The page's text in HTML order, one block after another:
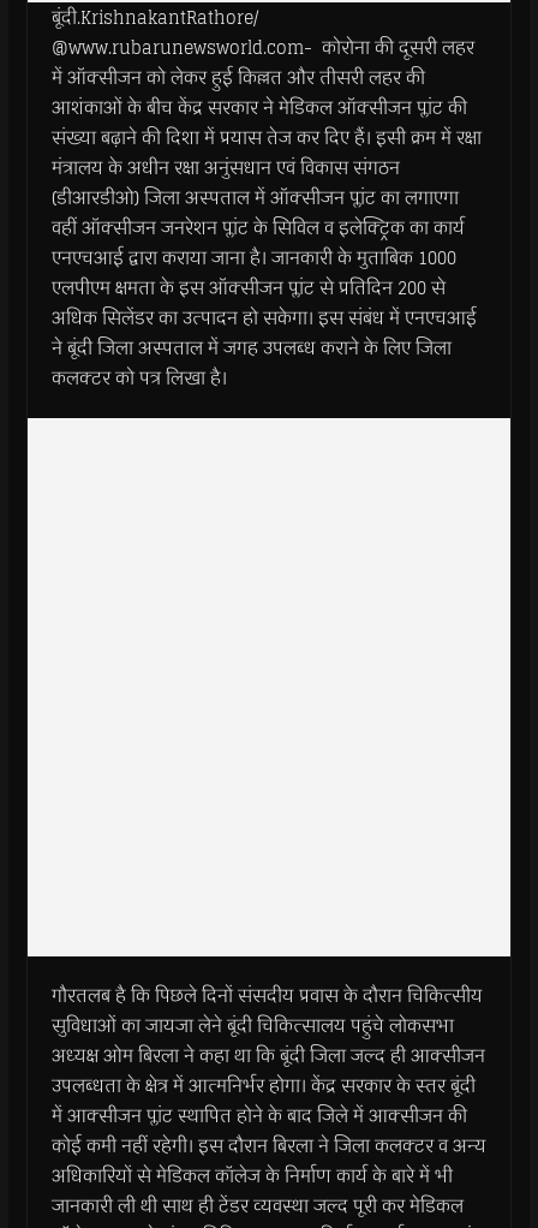
बूंदी.KrishnakantRathore/
@www.rubarunewsworld.com- कोरोना की दूसरी लहर
में ऑक्सीजन को लेकर हुई किल्लत और तीसरी लहर की
आशंकाओं के बीच केंद्र सरकार ने मेडिकल ऑक्सीजन प्लांट की
संख्या बढ़ाने की दिशा में प्रयास तेज कर दिए हैं। इसी क्रम में रक्षा
मंत्रालय के अधीन रक्षा अनुंसधान एवं विकास संगठन
(डीआरडीओ) जिला अस्पताल में ऑक्सीजन प्लांट का लगाएगा
वहीं ऑक्सीजन जनरेशन प्लांट के सिविल व इलेक्ट्रिक का कार्य
एनएचआई द्वारा कराया जाना है। जानकारी के मुताबिक 1000
एलपीएम क्षमता के इस ऑक्सीजन प्लांट से प्रतिदिन 200 से
अधिक सिलेंडर का उत्पादन हो सकेगा। इस संबंध में एनएचआई
ने बूंदी जिला अस्पताल में जगह उपलब्ध कराने के लिए जिला
कलक्टर को पत्र लिखा है।
गौरतलब है कि पिछले दिनों संसदीय प्रवास के दौरान चिकित्सीय
सुविधाओं का जायजा लेने बूंदी चिकित्सालय पहुंचे लोकसभा
अध्यक्ष ओम बिरला ने कहा था कि बूंदी जिला जल्द ही आक्सीजन
उपलब्धता के क्षेत्र में आत्मनिर्भर होगा। केंद्र सरकार के स्तर बूंदी
में आक्सीजन प्लांट स्थापित होने के बाद जिले में आक्सीजन की
कोई कमी नहीं रहेगी। इस दौरान बिरला ने जिला कलक्टर व अन्य
अधिकारियों से मेडिकल कॉलेज के निर्माण कार्य के बारे में भी
जानकारी ली थी साथ ही टेंडर व्यवस्था जल्द पूरी कर मेडिकल